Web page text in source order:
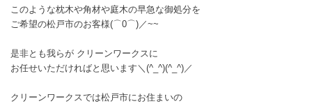
このような枕木や角材や庭木の早急な御処分を
ご希望の松戸市のお客様(⌒0⌒)／~~
是非とも我らが クリーンワークスに
お任せいただければと思います＼(^_^)(^_^)／
クリーンワークスでは松戸市にお住まいの